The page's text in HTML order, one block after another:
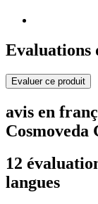
Evaluations
Evaluer ce produit
avis en
12
langues